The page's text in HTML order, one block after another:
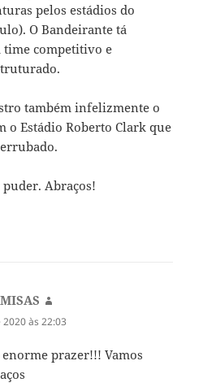
pelos estádios do
O Bandeirante tá
competitivo e
também infelizmente o
o Estádio Roberto Clark que
Abraços!
às 22:03
prazer!!! Vamos